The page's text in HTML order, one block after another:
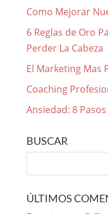
Como Mejorar
6 Reglas de Oro
Perder La Cabeza
El Marketing Mas
Coaching
Ansiedad: 8
BUSCAR
ÚLTIMOS